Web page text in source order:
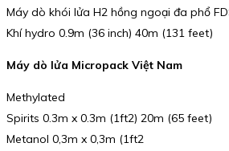
Máy dò khói lửa H2 hồng ngoại đa phổ
Khí hydro 0.9m (36 inch) 40m (131 feet)
Máy dò lửa Micropack Việt Nam
Methylated
Spirits 0.3m x 0.3m (1ft2) 20m (65 feet)
Metanol 0,3m x 0,3m (1ft2